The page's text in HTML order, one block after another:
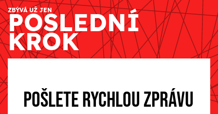
ZBÝVÁ UŽ JEN
POSLEDNÍ
KROK
POŠLETE RYCHLOU ZPRÁVU